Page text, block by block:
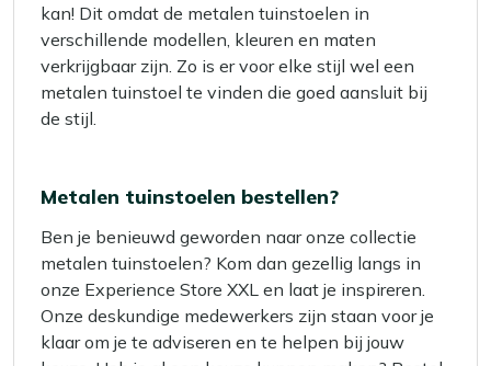
kan! Dit omdat de metalen tuinstoelen in
verschillende modellen, kleuren en maten
verkrijgbaar zijn. Zo is er voor elke stijl wel een
metalen tuinstoel te vinden die goed aansluit bij
de stijl.
Metalen tuinstoelen bestellen?
Ben je benieuwd geworden naar onze collectie
metalen tuinstoelen? Kom dan gezellig langs in
onze Experience Store XXL en laat je inspireren.
Onze deskundige medewerkers zijn staan voor je
klaar om je te adviseren en te helpen bij jouw